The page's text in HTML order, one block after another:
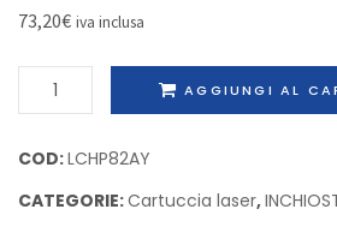
73,20€ iva inclusa
Cartuccia
laser
Rigenerata
HP
AGGIUNGI AL
COD:LCHP82AY
CATEGORIE:Cartuccia laser,